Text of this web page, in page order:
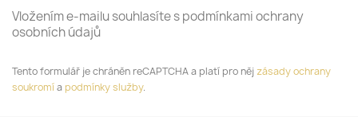
Vložením e-mailu souhlasíte s podmínkami ochrany
osobních údajů
Tento formulář je chráněn reCAPTCHA a platí pro něj zásady ochrany
soukromía podmínky služby.